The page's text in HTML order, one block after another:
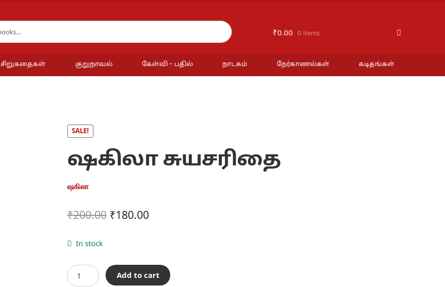
₹0.00 0 items
சிறுகதைகள் குறுநாவல் கேள்வி – பதில் நாடகம் நேர்காணல்கள் கடிதங்கள்
SALE!
ஷகிலா சுயசரிதை
ஷகிலா
₹200.00 Original
₹200.00.
₹180.00Current
₹180.00.
In stock
ஷகிலா
சுயசரிதை
Add to cart